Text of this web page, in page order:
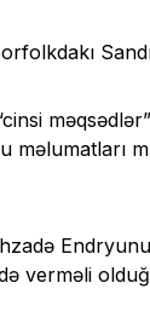
məlumatları
verməli